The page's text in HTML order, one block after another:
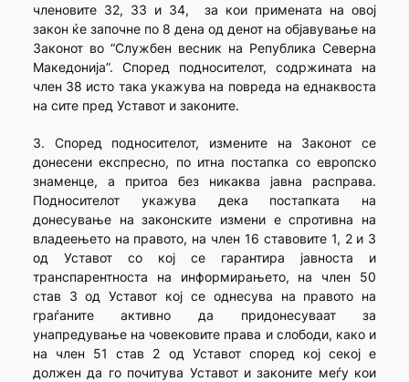
членовите 32, 33 и 34, за кои примената на овој
закон ќе започне по 8 дена од денот на објавување на
Законот во “Службен весник на Република Северна
Македонија”. Според подносителот, содржината на
член 38 исто така укажува на повреда на еднаквоста
на сите пред Уставот и законите.
3. Според подносителот, измените на Законот се
донесени експресно, по итна постапка со европско
знаменце, а притоа без никаква јавна расправа.
Подносителот укажува дека постапката на
донесување на законските измени е спротивна на
владеењето на правото, на член 16 ставовите 1, 2 и 3
од Уставот со кој се гарантира јавноста и
транспарентноста на информирањето, на член 50
став 3 од Уставот кој се однесува на правото на
граѓаните активно да придонесуваат за
унапредување на човековите права и слободи, како и
на член 51 став 2 од Уставот според кој секој е
должен да го почитува Уставот и законите меѓу кои